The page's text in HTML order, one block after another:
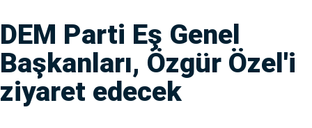
DEM Parti Eş Genel
Başkanları, Özgür Özel'i
ziyaret edecek